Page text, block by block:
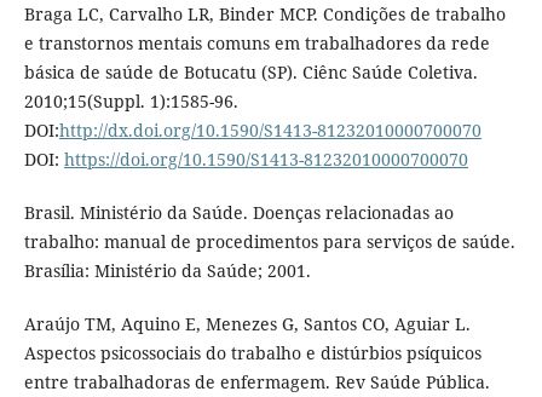
Braga LC, Carvalho LR, Binder MCP. Condições de trabalho
e transtornos mentais comuns em trabalhadores da rede
básica de saúde de Botucatu (SP). Ciênc Saúde Coletiva.
2010;15(Suppl. 1):1585-96.
DOI:http://dx.doi.org/10.1590/S1413-81232010000700070
DOI: https://doi.org/10.1590/S1413-81232010000700070
Brasil. Ministério da Saúde. Doenças relacionadas ao
trabalho: manual de procedimentos para serviços de saúde.
Brasília: Ministério da Saúde; 2001.
Araújo TM, Aquino E, Menezes G, Santos CO, Aguiar L.
Aspectos psicossociais do trabalho e distúrbios psíquicos
entre trabalhadoras de enfermagem. Rev Saúde Pública.